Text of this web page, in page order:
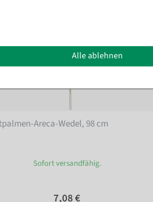
Areca-Wedel, 98 cm
Sofort versandfähig.
7,08 €
Alle ablehnen